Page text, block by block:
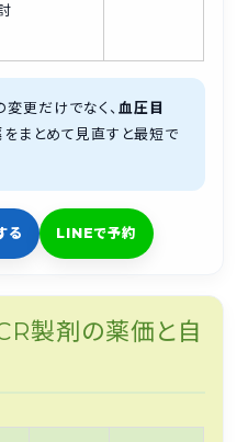
更だけでなく、血圧目
をまとめて見直すと最短で
る LINEで予約
製剤の薬価と自